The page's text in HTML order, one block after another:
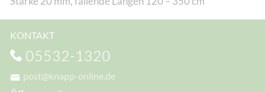
KONTAKT
05532-1320
post@knapp-online.de